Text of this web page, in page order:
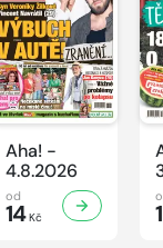
Aha! -
4.8.2026
od
14Kč